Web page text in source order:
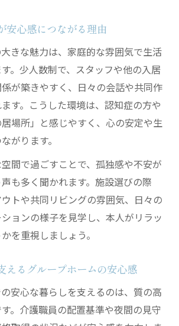
や看護師常駐の安心できる体制
で叶う個別ケアと暮らしの質向上
えるグループホームの真価
ホームの費用内訳と総合ケアの違
益費・敷金の比較ポイントを解説
がちな追加費用と注意点
運営施設の費用面でのメリット
強いグループホームの特徴
ッフによる認知症サポート体制
のための学習療法やイベント事例
る見守りと個別ケアのポイント
安心感につながる理由
きな魅力は、家庭的な雰囲気で生活
。少人数制で、スタッフや他の入居
が築きやすく、日々の会話や共同作
す。こうした環境は、認知症の方や
場所」と感じやすく、心の安定や生
がります。
間で過ごすことで、孤独感や不安が
も多く聞かれます。施設選びの際
トや共同リビングの雰囲気、日々の
ョンの様子を見学し、本人がリラッ
を重視しましょう。
えるグループホームの安心感
安心な暮らしを支えるのは、質の高
。介護職員の配置基準や夜間の見守